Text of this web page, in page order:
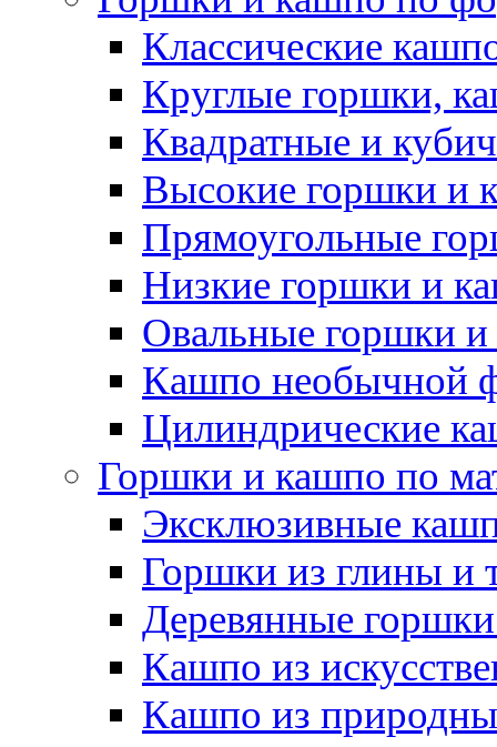
Классические
Круглые горшки,
Квадратные и
Высокие горшки и
Прямоугольные
Низкие горшки и
Овальные горшки
Кашпо необычной
Цилиндрические
Горшки и кашпо по
Эксклюзивные
Горшки из глины и
Деревянные
Кашпо из
Кашпо из